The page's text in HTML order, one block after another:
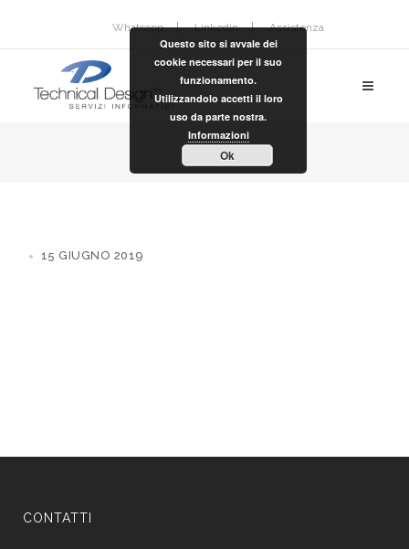
Whatsapp Linkedin Assistenza
15 GIUGNO 2019
CONTATTI
Questo sito si avvale dei
cookie necessari per il suo
funzionamento.
Utilizzandolo accetti il loro
uso da parte nostra.
Informazioni
Ok